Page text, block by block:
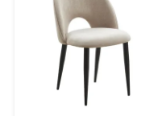
DEMANDEZ
CITATION